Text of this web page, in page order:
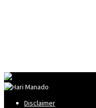
Disclaimer